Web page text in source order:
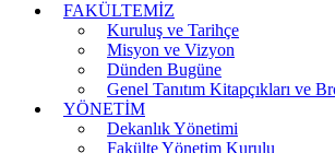
FAKÜLTEMİZ
Kuruluş ve Tarihçe
Misyon ve Vizyon
Dünden Bugüne
Genel Tanıtım Kitapçıkları ve
YÖNETİM
Dekanlık Yönetimi
Fakülte Yönetim Kurulu